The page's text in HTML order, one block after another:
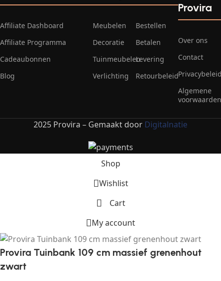
Affiliate Dashboard
Affiliate Programma
Cadeaubonnen
Blog
Meubelen
Decoratie
Tuinmeubelen
Verlichting
Bestellen
Betalen
Levering
Retourbeleid
Provira
Over ons
Contact
Algemene
2025 Provira – Gemaakt door Digitalnatie
Shop
Wishlist
Cart
My account
Provira Tuinbank 109 cm massief grenenhout
zwart